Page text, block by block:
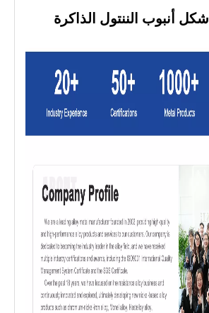
شكل أنبوب الننتول الذاكرة